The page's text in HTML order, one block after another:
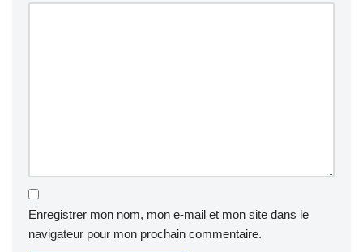
Enregistrer mon nom, mon e-mail et mon site dans le
navigateur pour mon prochain commentaire.